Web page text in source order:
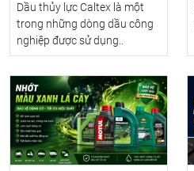
Dầu thủy lực Caltex là một
trong những dòng dầu công
nghiệp được sử dụng..